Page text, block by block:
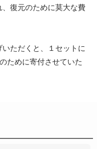
復元のために莫大な費
ただくと、１セットに
ために寄付させていた